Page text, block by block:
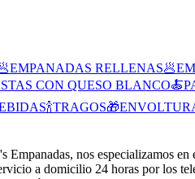
RELLENAS
CON QUESO BLANCO
🍾TRAGOS
Empanadas, nos especializamos
a domicilio 24 horas por los